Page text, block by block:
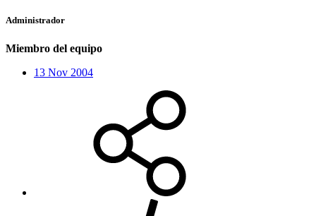
Administrador
Miembro del equipo
13 Nov 2004